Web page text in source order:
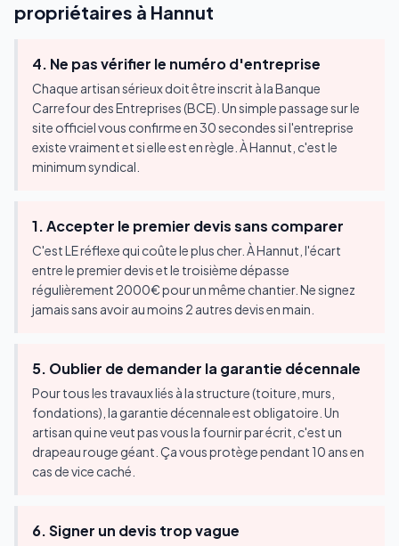
propriétaires à Hannut
4. Ne pas vérifier le numéro d'entreprise
Chaque artisan sérieux doit être inscrit à la Banque
Carrefour des Entreprises (BCE). Un simple passage sur le
site officiel vous confirme en 30 secondes si l'entreprise
existe vraiment et si elle est en règle. À Hannut, c'est le
minimum syndical.
1. Accepter le premier devis sans comparer
C'est LE réflexe qui coûte le plus cher. À Hannut, l'écart
entre le premier devis et le troisième dépasse
régulièrement 2000€ pour un même chantier. Ne signez
jamais sans avoir au moins 2 autres devis en main.
5. Oublier de demander la garantie décennale
Pour tous les travaux liés à la structure (toiture, murs,
fondations), la garantie décennale est obligatoire. Un
artisan qui ne veut pas vous la fournir par écrit, c'est un
drapeau rouge géant. Ça vous protège pendant 10 ans en
cas de vice caché.
6. Signer un devis trop vague